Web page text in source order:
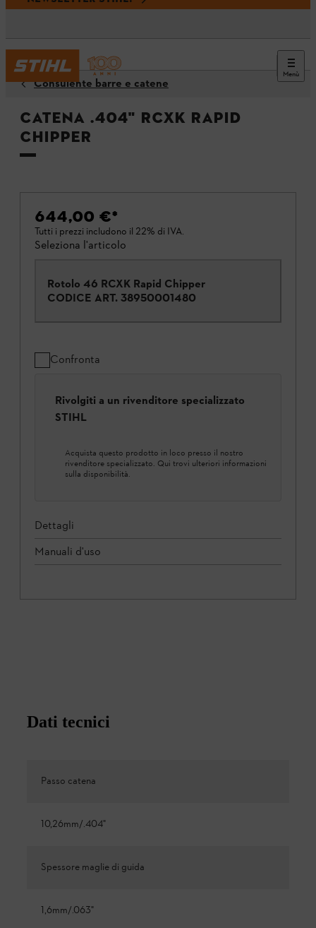
Menù
Consulente barre e catene
Catena .404" RCXK Rapid
Chipper
644,00 €*
Tutti i prezzi includono il 22% di IVA.
Seleziona l'articolo
Rotolo 46 RCXK Rapid Chipper
CODICE ART. 38950001480
Confronta
Rivolgiti a un rivenditore specializzato
STIHL
Acquista questo prodotto in loco presso il nostro
rivenditore specializzato. Qui trovi ulteriori informazioni
sulla disponibilità.
Dettagli
Manuali d'uso
Dati tecnici
Passo catena
10,26mm/.404"
Spessore maglie di guida
1,6mm/.063"